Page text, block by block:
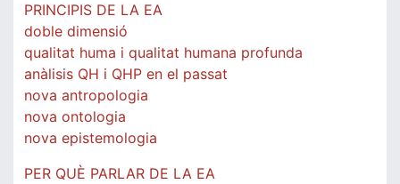
PRINCIPIS DE LA EA
doble dimensió
qualitat huma i qualitat humana profunda
anàlisis QH i QHP en el passat
nova antropologia
nova ontologia
nova epistemologia
PER QUÈ PARLAR DE LA EA